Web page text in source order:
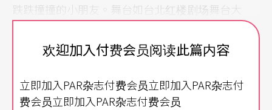
跌跌撞撞的小朋友。舞台如台北红楼剧场舞台大
小，舞台上布置简洁，乐器外只有一大块彩色背景
版，主持人由舞台一侧纸筒做的时光转换机中跑出
大提琴手，鼓手以及喇叭手，主题是「二十世纪音
欢迎加入付费会员阅读此篇内容
立即加入PAR杂志付费会员立即加入PAR杂志付
费会员立即加入PAR杂志付费会员